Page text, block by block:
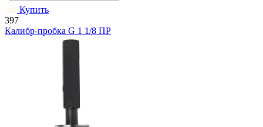
Купить
397
Калибр-пробка G 1 1/8 ПР